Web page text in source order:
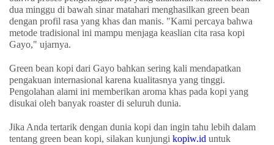
dua minggu di bawah sinar matahari menghasilkan green bean
dengan profil rasa yang khas dan manis. "Kami percaya bahwa
metode tradisional ini mampu menjaga keaslian cita rasa kopi
Gayo," ujarnya.
Green bean kopi dari Gayo bahkan sering kali mendapatkan
pengakuan internasional karena kualitasnya yang tinggi.
Pengolahan alami ini memberikan aroma khas pada kopi yang
disukai oleh banyak roaster di seluruh dunia.
Jika Anda tertarik dengan dunia kopi dan ingin tahu lebih dalam
tentang green bean kopi, silakan kunjungi kopiw.id untuk